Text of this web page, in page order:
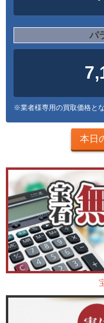
パ
※業者様専用の買取価格とな
本日